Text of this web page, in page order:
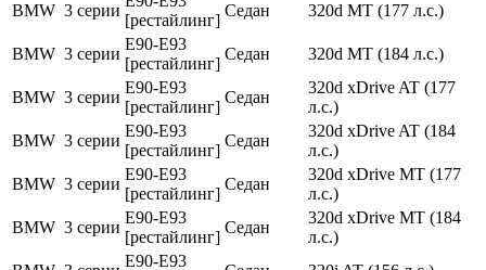
BMW 3 серии
[рестайлинг]
Седан 320d MT (177 л.с.)
BMW 3 серии
E90-E93
[рестайлинг]
Седан 320d MT (184 л.с.)
BMW 3 серии
E90-E93
[рестайлинг]
Седан
320d xDrive AT (177
л.с.)
BMW 3 серии
E90-E93
[рестайлинг]
Седан
320d xDrive AT (184
л.с.)
BMW 3 серии
E90-E93
[рестайлинг]
Седан
320d xDrive MT (177
л.с.)
BMW 3 серии
E90-E93
[рестайлинг]
Седан
320d xDrive MT (184
л.с.)
E90-E93